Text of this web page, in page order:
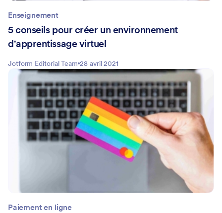
Enseignement
5 conseils pour créer un environnement
d'apprentissage virtuel
Jotform Editorial Team 28 avril 2021
Paiement en ligne